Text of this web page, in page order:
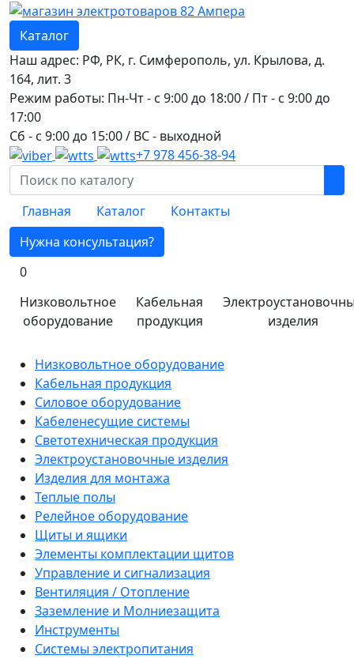
Каталог
Наш адрес: РФ, РК, г. Симферополь, ул. Крылова, д.
164, лит. 3
Режим работы: Пн-Чт - с 9:00 до 18:00 / Пт - с 9:00 до
17:00
Сб - с 9:00 до 15:00 / ВС - выходной
+7 978 456-38-94
Главная Каталог
Контакты
Нужна консультация?
0
Низковольтное
оборудование
Кабельная
продукция
изделия
Низковольтное оборудование
Кабельная продукция
Силовое оборудование
Кабеленесущие системы
Светотехническая продукция
Электроустановочные изделия
Изделия для монтажа
Теплые полы
Релейное оборудование
Щиты и ящики
Элементы комплектации щитов
Управление и сигнализация
Вентиляция / Отопление
Заземление и Молниезащита
Инструменты
Системы электропитания